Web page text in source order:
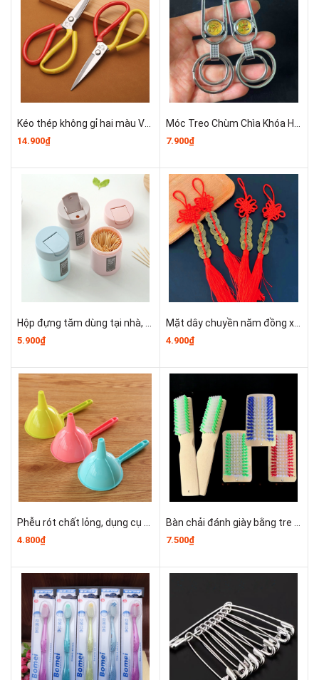
Kéo thép không gỉ hai màu Vàng đỏ cho nhà bếp gia đình kéo cắt vải cắt giấy đóng gói cắt băng keo A2412
14.900₫
Móc Treo Chùm Chìa Khóa Họa Tiết LOGO Xe hơi A2132
7.900₫
Hộp đựng tăm dùng tại nhà, phòng khách, bàn ăn, sử dụng trong gia đình, hộp đựng tăm có nắp lật A1724
5.900₫
Mặt dây chuyền năm đồng xu thắt nút Trung Quốc thu hút tài lộc, Đồng Xu Phong Thủy T0451
4.900₫
Phễu rót chất lỏng, dụng cụ rót chất lỏng dạng phễu nhựa đa năng nhiều màu sắc A1621
4.800₫
Bàn chải đánh giày bằng tre tự nhiên, lông cứng, bàn chải đánh giày, bàn chải thảm giặt T0442-T0443
7.500₫